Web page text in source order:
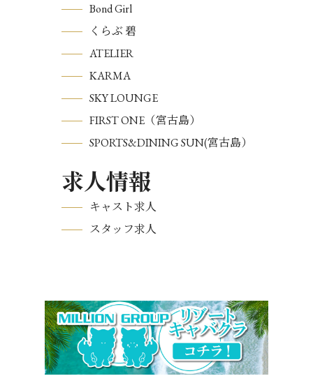
Bond Girl
くらぶ 碧
ATELIER
KARMA
SKY LOUNGE
FIRST ONE（宮古島）
SPORTS&DINING SUN(宮古島）
求人情報
キャスト求人
スタッフ求人